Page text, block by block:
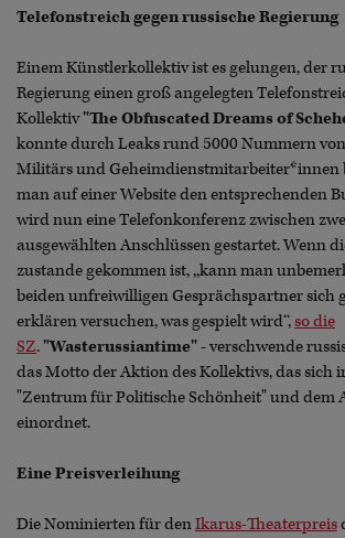
Telefonstreich gegen russische Regierung
Einem Künstlerkollektiv ist es gelungen, der
Regierung einen groß angelegten
Kollektiv"The Obfuscated Dreams of
konnte durch Leaks rund 5000 Nummern
Militärs und Geheimdienstmitarbeiter*innen
man auf einer Website den entsprechenden
wird nun eine Telefonkonferenz zwischen
ausgewählten Anschlüssen gestartet. Wenn
zustande gekommen ist, ,,kann man
beiden unfreiwilligen Gesprächspartner sich
erklären versuchen, was gespielt wird‘‘,so die
SZ."Wasterussiantime"- verschwende
das Motto der Aktion des Kollektivs, das sich
"Zentrum für Politische Schönheit" und dem
einordnet.
Eine Preisverleihung
Die Nominierten für denIkarus-Theaterpreis